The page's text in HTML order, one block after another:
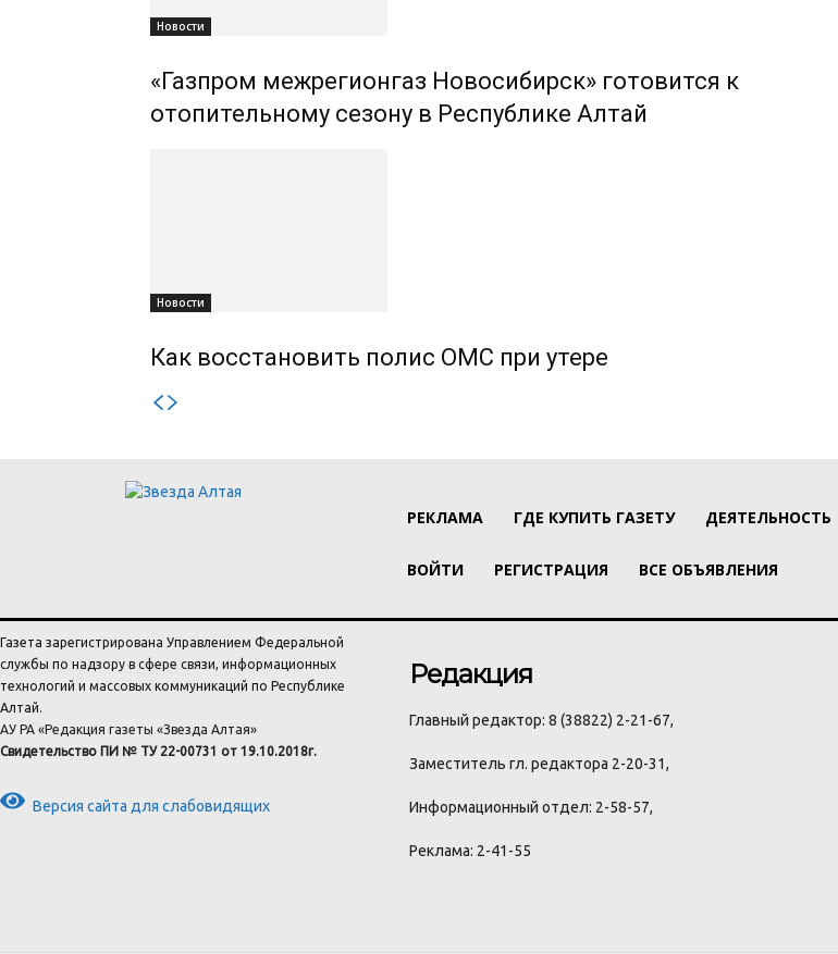
Новости
«Газпром межрегионгаз Новосибирск» готовится к
отопительному сезону в Республике Алтай
Новости
Как восстановить полис ОМС при утере
РЕКЛАМА ГДЕ КУПИТЬ ГАЗЕТУ ДЕЯТЕЛЬНОСТЬ
ВОЙТИ РЕГИСТРАЦИЯ ВСЕ ОБЪЯВЛЕНИЯ
Газета зарегистрирована Управлением Федеральной
службы по надзору в сфере связи, информационных
технологий и массовых коммуникаций по Республике
Алтай.
АУ РА «Редакция газеты «Звезда Алтая»
Свидетельство ПИ № ТУ 22-00731 от 19.10.2018г.
Версия сайта для слабовидящих
Редакция
Главный редактор: 8 (38822) 2-21-67,
Заместитель гл. редактора 2-20-31,
Информационный отдел: 2-58-57,
Реклама: 2-41-55